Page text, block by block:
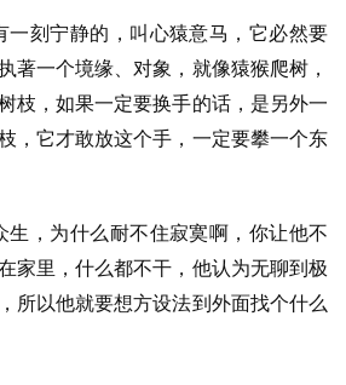
一刻宁静的，叫心猿意马，它必然要
著一个境缘、对象，就像猿猴爬树，
枝，如果一定要换手的话，是另外一
，它才敢放这个手，一定要攀一个东
生，为什么耐不住寂寞啊，你让他不
家里，什么都不干，他认为无聊到极
所以他就要想方设法到外面找个什么